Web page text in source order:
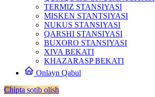
TERMIZ STANSIYASI
MISKEN STANTSIYASI
NUKUS STANSIYASI
QARSHI STANSIYASI
BUXORO STANSIYASI
XIVA BEKATI
KHAZARASP BEKATI
Onlayn Qabul
Chipta sotib olish